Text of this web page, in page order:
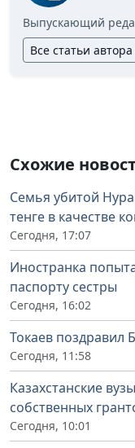
Выпускающий
Все статьи автора
Схожие
Семья убитой
тенге в качестве
Сегодня, 17:07
Иностранка
паспорту сестры
Сегодня, 16:02
Токаев поздравил
Сегодня, 11:58
Казахстанские
собственных
Сегодня, 10:01